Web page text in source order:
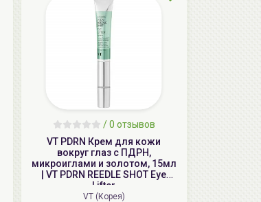
/0 отзывов
VT PDRN Крем для кожи
вокруг глаз с ПДРН,
микроиглами и золотом, 15мл
| VT PDRN REEDLE SHOT Eye
Lifter
VT (Корея)